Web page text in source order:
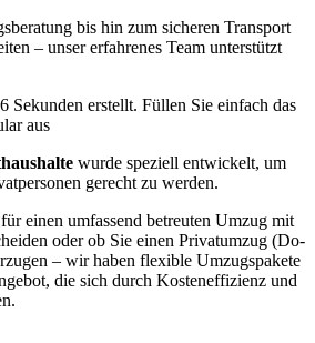
bis hin zum sicheren Transport
– unser erfahrenes Team unterstützt
Sekunden erstellt. Füllen Sie einfach das
aus
wurde speziell entwickelt, um
gerecht zu werden.
einen umfassend betreuten Umzug mit
oder ob Sie einen Privatumzug (Do-
– wir haben flexible Umzugspakete
die sich durch Kosteneffizienz und